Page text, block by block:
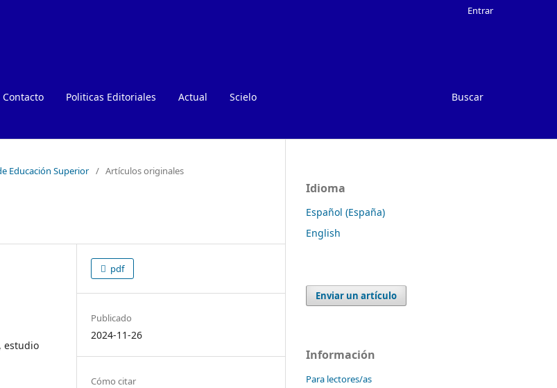
Contacto Politicas Editoriales Actual Scielo Buscar
Entrar
Educación Superior / Artículos originales
estudio
pdf
Publicado
2024-11-26
Cómo citar
Idioma
Español (España)
English
Enviar un artículo
Información
Para lectores/as